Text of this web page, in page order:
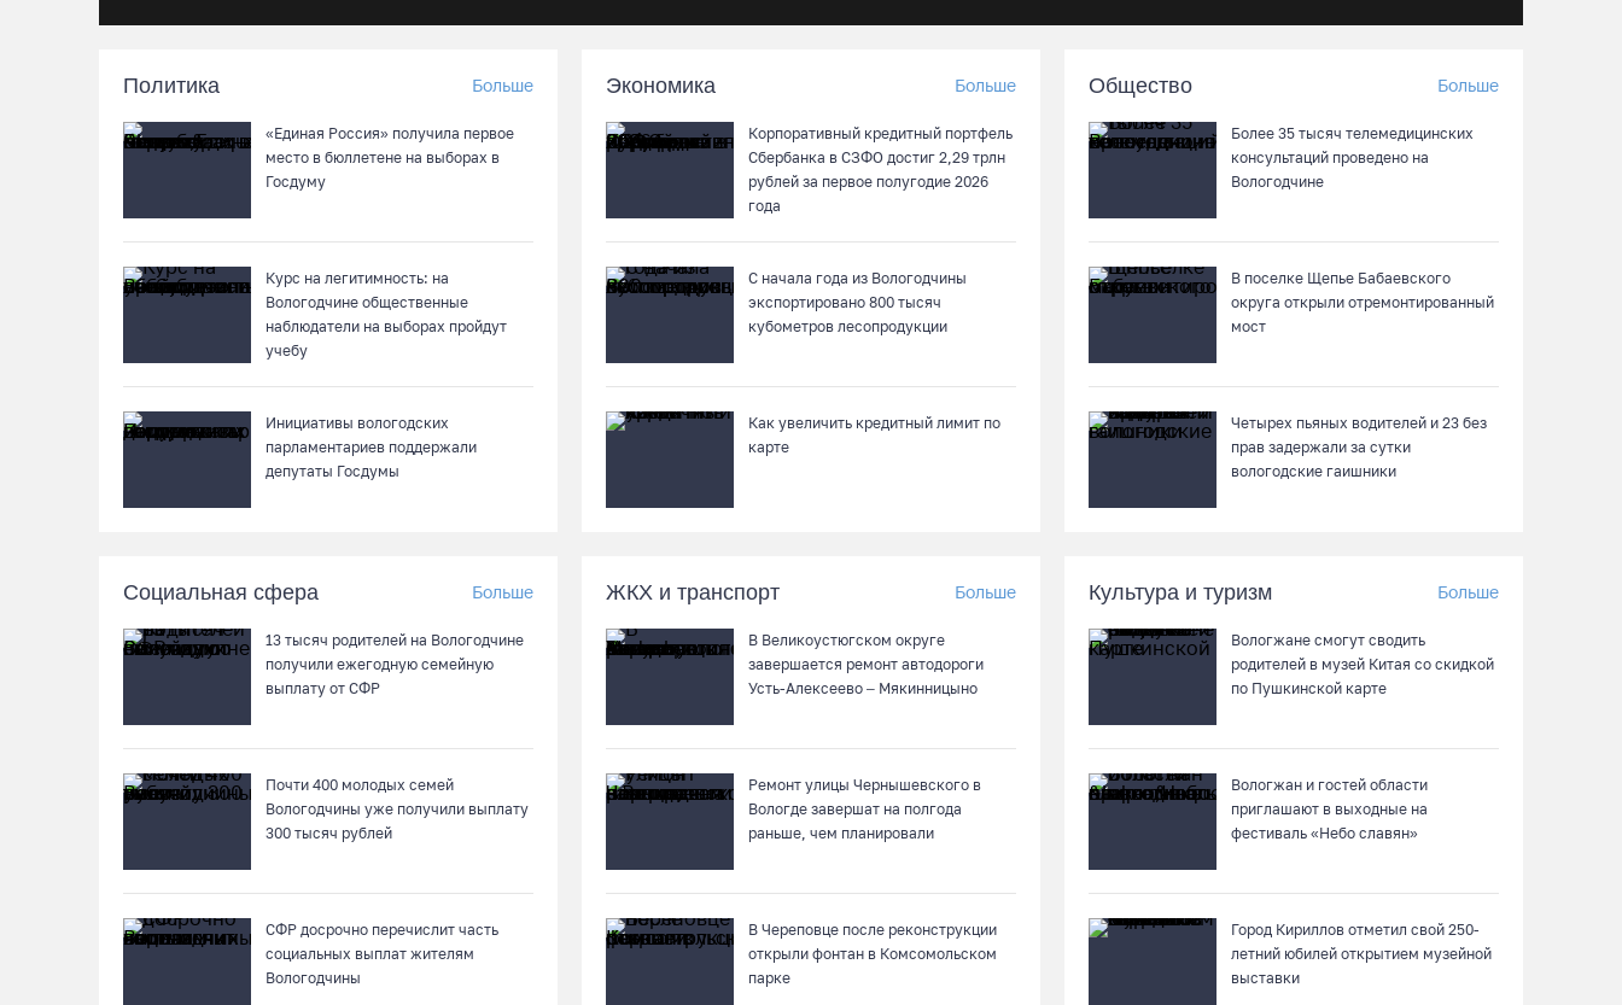
07.08.26 / 12:32
Мебель и оборудование закупаются для
Сперовского ФАПа в Вытегорском округе
07.08.26 / 12:00
Из-за ремонта путей часть череповецких
трамваев остановят на три дня
07.08.26 / 11:22
В 2026 году аппараты МРТ появятся в двух
вологодских медучреждениях
представили кружки и секции на
В Вологде иномарка сбила 12-летнего
Политика Больше
«Единая Россия» получила первое
место в бюллетене на выборах в
Госдуму
Курс на легитимность: на
Вологодчине общественные
наблюдатели на выборах пройдут
учебу
Инициативы вологодских
парламентариев поддержали
депутаты Госдумы
Экономика Больше
Корпоративный кредитный портфель
Сбербанка в СЗФО достиг 2,29 трлн
рублей за первое полугодие 2026
года
С начала года из Вологодчины
экспортировано 800 тысяч
кубометров лесопродукции
Как увеличить кредитный лимит по
карте
Общество Больше
Более 35 тысяч телемедицинских
консультаций проведено на
Вологодчине
В поселке Щепье Бабаевского
округа открыли отремонтированный
мост
Четырех пьяных водителей и 23 без
прав задержали за сутки
вологодские гаишники
Социальная сфера Больше
13 тысяч родителей на Вологодчине
получили ежегодную семейную
выплату от СФР
Почти 400 молодых семей
Вологодчины уже получили выплату
300 тысяч рублей
СФР досрочно перечислит часть
социальных выплат жителям
Вологодчины
ЖКХ и транспорт Больше
В Великоустюгском округе
завершается ремонт автодороги
Усть-Алексеево – Мякинницыно
Ремонт улицы Чернышевского в
Вологде завершат на полгода
раньше, чем планировали
В Череповце после реконструкции
открыли фонтан в Комсомольском
парке
Культура и туризм Больше
Вологжане смогут сводить
родителей в музей Китая со скидкой
по Пушкинской карте
Вологжан и гостей области
приглашают в выходные на
фестиваль «Небо славян»
Город Кириллов отметил свой 250-
летний юбилей открытием музейной
выставки